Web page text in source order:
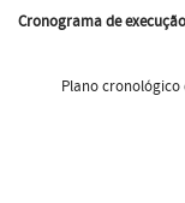
Cronograma de
Plano cronológico de